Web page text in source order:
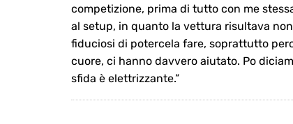
competizione, prima di tutto con me
al setup, in quanto la vettura risultava
fiduciosi di potercela fare, soprattutto
cuore, ci hanno davvero aiutato. Po
sfida è elettrizzante.”